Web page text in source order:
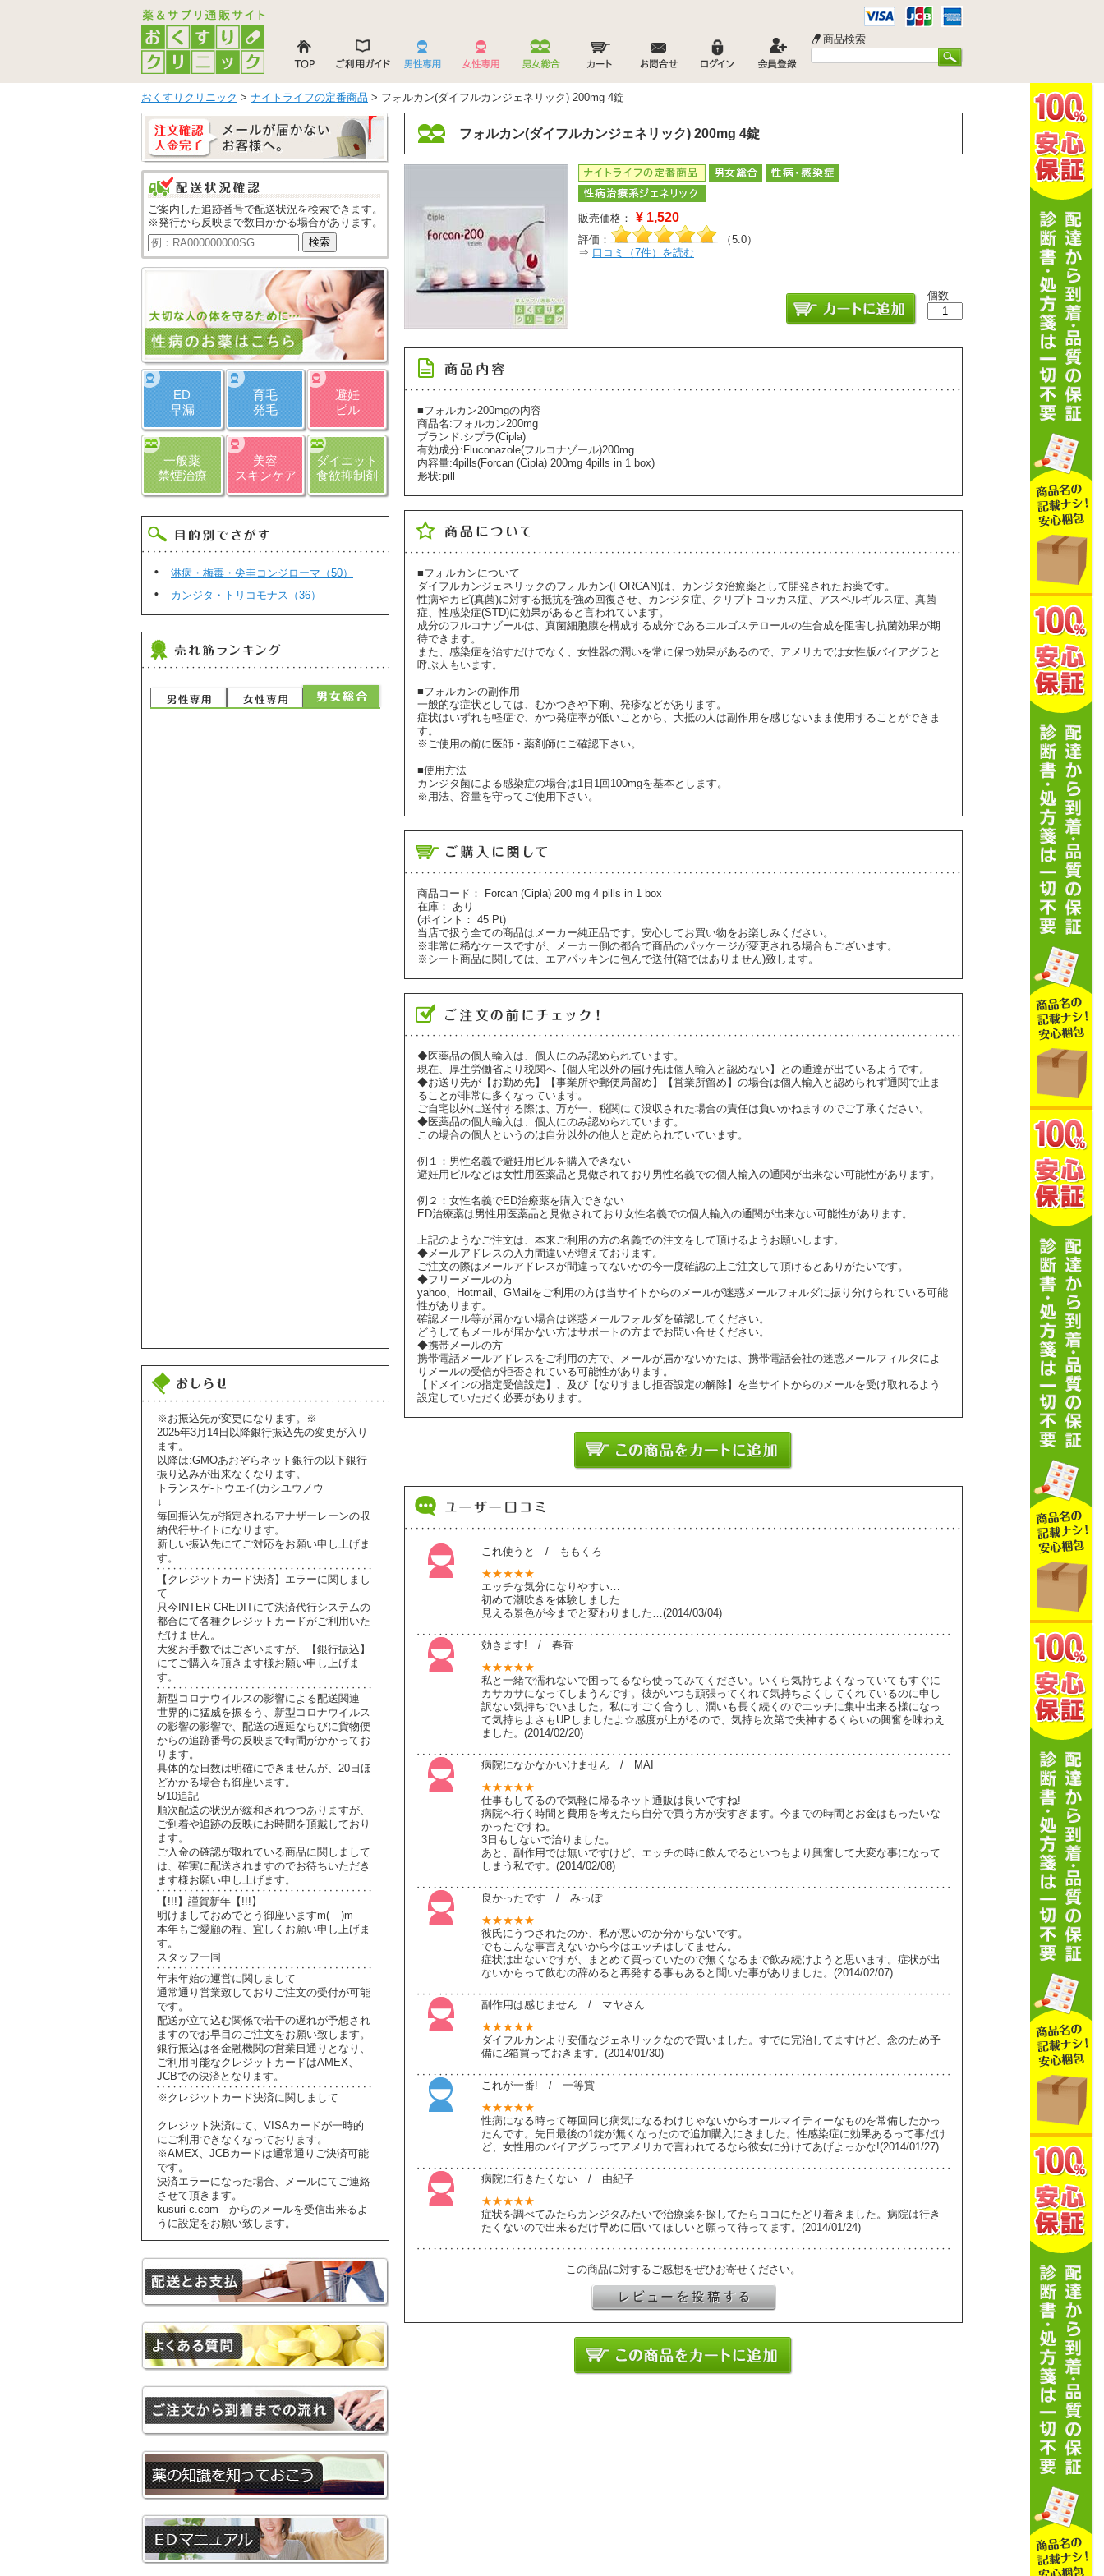
商品検索
おくすりクリニック > ナイトライフの定番商品 > フォルカン(ダイフルカンジェネリック) 200mg 4錠
フォルカン(ダイフルカンジェネリック) 200mg 4錠
販売価格： ¥ 1,520
評価： （5.0）
⇒ 口コミ（7件）を読む
個数
■フォルカン200mgの内容
商品名:フォルカン200mg
ブランド:シプラ(Cipla)
有効成分:Fluconazole(フルコナゾール)200mg
内容量:4pills(Forcan (Cipla) 200mg 4pills in 1 box)
形状:pill
■フォルカンについて
ダイフルカンジェネリックのフォルカン(FORCAN)は、カンジタ治療薬として開発されたお薬です。
性病やカビ(真菌)に対する抵抗を強め回復させ、カンジタ症、クリプトコッカス症、アスペルギルス症、真菌
症、性感染症(STD)に効果があると言われています。
成分のフルコナゾールは、真菌細胞膜を構成する成分であるエルゴステロールの生合成を阻害し抗菌効果が期
待できます。
また、感染症を治すだけでなく、女性器の潤いを常に保つ効果があるので、アメリカでは女性版バイアグラと
呼ぶ人もいます。
■フォルカンの副作用
一般的な症状としては、むかつきや下痢、発疹などがあります。
症状はいずれも軽症で、かつ発症率が低いことから、大抵の人は副作用を感じないまま使用することができま
す。
※ご使用の前に医師・薬剤師にご確認下さい。
■使用方法
カンジタ菌による感染症の場合は1日1回100mgを基本とします。
※用法、容量を守ってご使用下さい。
商品コード：
Forcan (Cipla) 200 mg 4 pills in 1 box
在庫： あり
(ポイント： 45 Pt)
当店で扱う全ての商品はメーカー純正品です。安心してお買い物をお楽しみください。
※非常に稀なケースですが、メーカー側の都合で商品のパッケージが変更される場合もございます。
※シート商品に関しては、エアパッキンに包んで送付(箱ではありません)致します。
◆医薬品の個人輸入は、個人にのみ認められています。
現在、厚生労働省より税関へ【個人宅以外の届け先は個人輸入と認めない】との通達が出ているようです。
◆お送り先が【お勤め先】【事業所や郵便局留め】【営業所留め】の場合は個人輸入と認められず通関で止ま
ることが非常に多くなっています。
ご自宅以外に送付する際は、万が一、税関にて没収された場合の責任は負いかねますのでご了承ください。
◆医薬品の個人輸入は、個人にのみ認められています。
この場合の個人というのは自分以外の他人と定められていています。
例１：男性名義で避妊用ピルを購入できない
避妊用ピルなどは女性用医薬品と見做されており男性名義での個人輸入の通関が出来ない可能性があります。
例２：女性名義でED治療薬を購入できない
ED治療薬は男性用医薬品と見做されており女性名義での個人輸入の通関が出来ない可能性があります。
上記のようなご注文は、本来ご利用の方の名義での注文をして頂けるようお願いします。
◆メールアドレスの入力間違いが増えております。
ご注文の際はメールアドレスが間違ってないかの今一度確認の上ご注文して頂けるとありがたいです。
◆フリーメールの方
yahoo、Hotmail、GMailをご利用の方は当サイトからのメールが迷惑メールフォルダに振り分けられている可能
性があります。
確認メール等が届かない場合は迷惑メールフォルダを確認してください。
どうしてもメールが届かない方はサポートの方までお問い合せください。
◆携帯メールの方
携帯電話メールアドレスをご利用の方で、メールが届かないかたは、携帯電話会社の迷惑メールフィルタによ
りメールの受信が拒否されている可能性があります。
【ドメインの指定受信設定】、及び【なりすまし拒否設定の解除】を当サイトからのメールを受け取れるよう
設定していただく必要があります。
これ使うと / ももくろ
★★★★★
エッチな気分になりやすい…
初めて潮吹きを体験しました…
見える景色が今までと変わりました…(2014/03/04)
効きます! / 春香
★★★★★
私と一緒で濡れないで困ってるなら使ってみてください。いくら気持ちよくなっていてもすぐに
カサカサになってしまうんです。彼がいつも頑張ってくれて気持ちよくしてくれているのに申し
訳ない気持ちでいました。私にすごく合うし、潤いも長く続くのでエッチに集中出来る様になっ
て気持ちよさもUPしましたよ☆感度が上がるので、気持ち次第で失神するくらいの興奮を味わえ
ました。(2014/02/20)
病院になかなかいけません / MAI
★★★★★
仕事もしてるので気軽に帰るネット通販は良いですね!
病院へ行く時間と費用を考えたら自分で買う方が安すぎます。今までの時間とお金はもったいな
かったですね。
3日もしないで治りました。
あと、副作用では無いですけど、エッチの時に飲んでるといつもより興奮して大変な事になって
しまう私です。(2014/02/08)
良かったです / みっぽ
★★★★★
彼氏にうつされたのか、私が悪いのか分からないです。
でもこんな事言えないから今はエッチはしてません。
症状は出ないですが、まとめて買っていたので無くなるまで飲み続けようと思います。症状が出
ないからって飲むの辞めると再発する事もあると聞いた事がありました。(2014/02/07)
副作用は感じません / マヤさん
★★★★★
ダイフルカンより安価なジェネリックなので買いました。すでに完治してますけど、念のため予
備に2箱買っておきます。(2014/01/30)
これが一番! / 一等賞
★★★★★
性病になる時って毎回同じ病気になるわけじゃないからオールマイティーなものを常備したかっ
たんです。先日最後の1錠が無くなったので追加購入にきました。性感染症に効果あるって事だけ
ど、女性用のバイアグラってアメリカで言われてるなら彼女に分けてあげよっかな!(2014/01/27)
病院に行きたくない / 由紀子
★★★★★
症状を調べてみたらカンジタみたいで治療薬を探してたらココにたどり着きました。病院は行き
たくないので出来るだけ早めに届いてほしいと願って待ってます。(2014/01/24)
この商品に対するご感想をぜひお寄せください。
ご案内した追跡番号で配送状況を検索できます。
※発行から反映まで数日かかる場合があります。
ED
早漏
育毛
発毛
避妊
ピル
一般薬
禁煙治療
美容
スキンケア
ダイエット
食欲抑制剤
淋病・梅毒・尖圭コンジローマ（50）
カンジタ・トリコモナス（36）
※お振込先が変更になります。※
2025年3月14日以降銀行振込先の変更が入り
ます。
以降は:GMOあおぞらネット銀行の以下銀行
振り込みが出来なくなります。
トランスゲ-トウエイ(カシユウノウ
↓
毎回振込先が指定されるアナザーレーンの収
納代行サイトになります。
新しい振込先にてご対応をお願い申し上げま
す。
【クレジットカード決済】エラーに関しまし
て
只今INTER-CREDITにて決済代行システムの
都合にて各種クレジットカードがご利用いた
だけません。
大変お手数ではございますが、【銀行振込】
にてご購入を頂きます様お願い申し上げま
す。
新型コロナウイルスの影響による配送関連
世界的に猛威を振るう、新型コロナウイルス
の影響の影響で、配送の遅延ならびに貨物便
からの追跡番号の反映まで時間がかかってお
ります。
具体的な日数は明確にできませんが、20日ほ
どかかる場合も御座います。
5/10追記
順次配送の状況が緩和されつつありますが、
ご到着や追跡の反映にお時間を頂戴しており
ます。
ご入金の確認が取れている商品に関しまして
は、確実に配送されますのでお待ちいただき
ます様お願い申し上げます。
【!!!】謹賀新年【!!!】
明けましておめでとう御座いますm(__)m
本年もご愛顧の程、宜しくお願い申し上げま
す。
スタッフ一同
年末年始の運営に関しまして
通常通り営業致しておりご注文の受付が可能
です。
配送が立て込む関係で若干の遅れが予想され
ますのでお早目のご注文をお願い致します。
銀行振込は各金融機関の営業日通りとなり、
ご利用可能なクレジットカードはAMEX、
JCBでの決済となります。
※クレジットカード決済に関しまして
クレジット決済にて、VISAカードが一時的
にご利用できなくなっております。
※AMEX、JCBカードは通常通りご決済可能
です。
決済エラーになった場合、メールにてご連絡
させて頂きます。
kusuri-c.com からのメールを受信出来るよ
うに設定をお願い致します。